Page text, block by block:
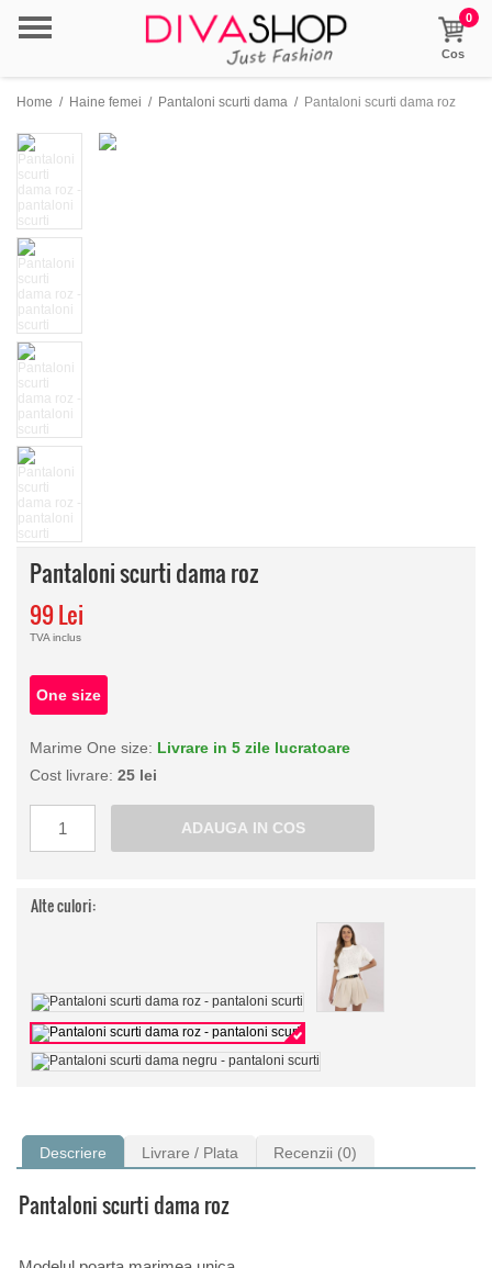
0
Cos
Home / Haine femei / Pantaloni scurti dama / Pantaloni scurti dama roz
Pantaloni scurti dama roz
99 Lei
TVA inclus
One size
Marime One size: Livrare in 5 zile lucratoare
Cost livrare: 25 lei
Alte culori:
Descriere Livrare / Plata Recenzii (0)
Pantaloni scurti dama roz